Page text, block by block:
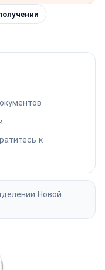
к
Новой